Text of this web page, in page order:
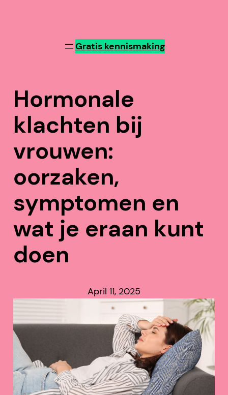
Gratis kennismaking
Hormonale
klachten bij
vrouwen:
oorzaken,
symptomen en
wat je eraan kunt
doen
April 11, 2025